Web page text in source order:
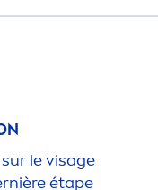
le visage
étape